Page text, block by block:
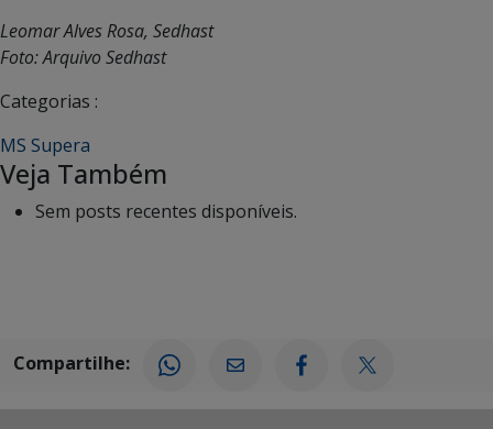
Leomar Alves Rosa, Sedhast
Foto: Arquivo Sedhast
Categorias :
MS Supera
Veja Também
Sem posts recentes disponíveis.
Compartilhe: